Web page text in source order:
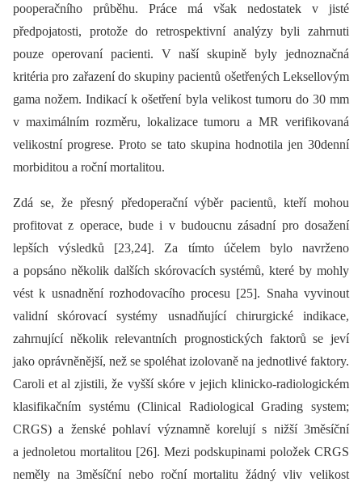
pooperačního průběhu. Práce má však nedostatek v jisté
předpojatosti, protože do retrospektivní analýzy byli zahrnuti
pouze operovaní pacienti. V naší skupině byly jednoznačná
kritéria pro zařazení do skupiny pacientů ošetřených Leksellovým
gama nožem. Indikací k ošetření byla velikost tumoru do 30 mm
v maximálním rozměru, lokalizace tumoru a MR verifikovaná
velikostní progrese. Proto se tato skupina hodnotila jen 30denní
morbiditou a roční mortalitou.
Zdá se, že přesný předoperační výběr pacientů, kteří mohou
profitovat z operace, bude i v budoucnu zásadní pro dosažení
lepších výsledků [23,24]. Za tímto účelem bylo navrženo
a popsáno několik dalších skórovacích systémů, které by mohly
vést k usnadnění rozhodovacího procesu [25]. Snaha vyvinout
validní skórovací systémy usnadňující chirurgické indikace,
zahrnující několik relevantních prognostických faktorů se jeví
jako oprávněnější, než se spoléhat izolovaně na jednotlivé faktory.
Caroli et al zjistili, že vyšší skóre v jejich klinicko-radiologickém
klasifikačním systému (Clinical Radiological Grading system;
CRGS) a ženské pohlaví významně korelují s nižší 3měsíční
a jednoletou mortalitou [26]. Mezi podskupinami položek CRGS
neměly na 3měsíční nebo roční mortalitu žádný vliv velikost